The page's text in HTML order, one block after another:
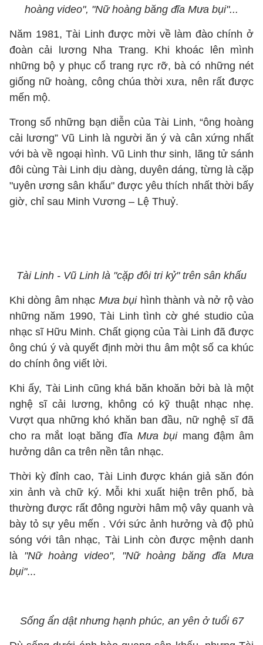
hoàng video", "Nữ hoàng băng đĩa Mưa bụi"...
Năm 1981, Tài Linh được mời về làm đào chính ở
đoàn cải lương Nha Trang. Khi khoác lên mình
những bộ y phục cổ trang rực rỡ, bà có những nét
giống nữ hoàng, công chúa thời xưa, nên rất được
mến mộ.
Trong số những bạn diễn của Tài Linh, “ông hoàng
cải lương” Vũ Linh là người ăn ý và cân xứng nhất
với bà về ngoại hình. Vũ Linh thư sinh, lãng tử sánh
đôi cùng Tài Linh dịu dàng, duyên dáng, từng là cặp
"uyên ương sân khấu" được yêu thích nhất thời bấy
giờ, chỉ sau Minh Vương – Lệ Thuỷ.
Tài Linh - Vũ Linh là "cặp đôi tri kỷ" trên sân khấu
Khi dòng âm nhạc Mưa bụi hình thành và nở rộ vào
những năm 1990, Tài Linh tình cờ ghé studio của
nhạc sĩ Hữu Minh. Chất giọng của Tài Linh đã được
ông chú ý và quyết định mời thu âm một số ca khúc
do chính ông viết lời.
Khi ấy, Tài Linh cũng khá băn khoăn bởi bà là một
nghệ sĩ cải lương, không có kỹ thuật nhạc nhẹ.
Vượt qua những khó khăn ban đầu, nữ nghệ sĩ đã
cho ra mắt loạt băng đĩaMưa bụimang đậm âm
hưởng dân ca trên nền tân nhạc.
Thời kỳ đỉnh cao, Tài Linh được khán giả săn đón
xin ảnh và chữ ký. Mỗi khi xuất hiện trên phố, bà
thường được rất đông người hâm mộ vây quanh và
bày tỏ sự yêu mến . Với sức ảnh hưởng và độ phủ
sóng với tân nhạc, Tài Linh còn được mệnh danh
là "Nữ hoàng video", "Nữ hoàng băng đĩa Mưa
bụi"...
Sống ẩn dật nhưng hạnh phúc, an yên ở tuổi 67